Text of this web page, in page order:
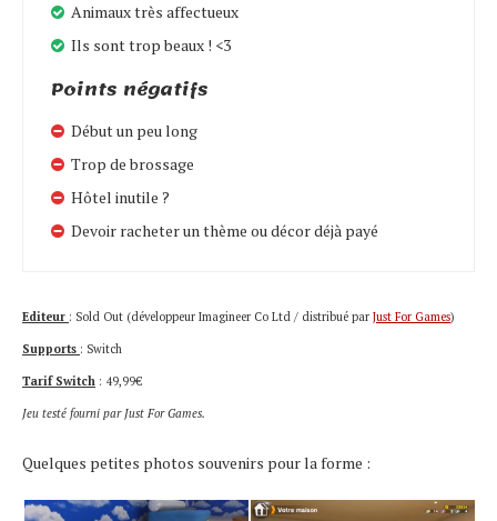
Animaux très affectueux
Ils sont trop beaux ! <3
Points négatifs
Début un peu long
Trop de brossage
Hôtel inutile ?
Devoir racheter un thème ou décor déjà payé
Editeur : Sold Out (développeur Imagineer Co Ltd / distribué par Just For Games)
Supports : Switch
Tarif Switch : 49,99€
Jeu testé fourni par Just For Games.
Quelques petites photos souvenirs pour la forme :